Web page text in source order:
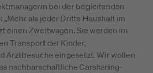
bei der begleitenden
„Mehr als jeder Dritte Haushalt im
einen Zweitwagen. Sie werden im
Transport der Kinder,
Arztbesuche eingesetzt. Wir wollen
nachbarschaftliche Carsharing-